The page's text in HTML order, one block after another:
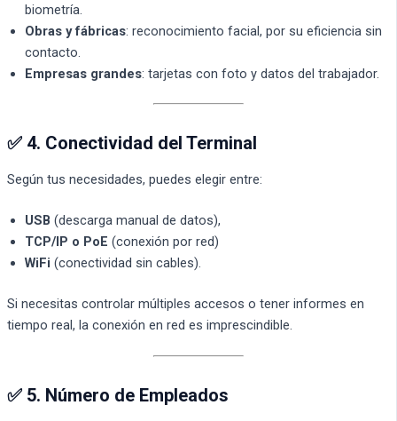
biometría.
Obras y fábricas: reconocimiento facial, por su eficiencia sin
contacto.
Empresas grandes: tarjetas con foto y datos del trabajador.
✅ 4. Conectividad del Terminal
Según tus necesidades, puedes elegir entre:
USB (descarga manual de datos),
TCP/IP o PoE (conexión por red)
WiFi (conectividad sin cables).
Si necesitas controlar múltiples accesos o tener informes en
tiempo real, la conexión en red es imprescindible.
✅ 5. Número de Empleados